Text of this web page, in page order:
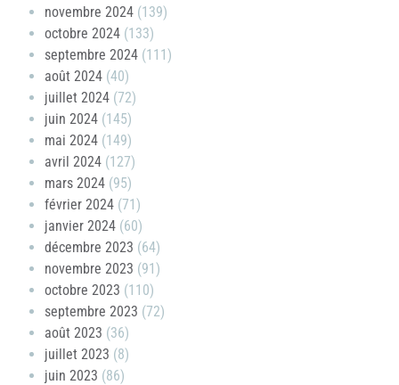
novembre 2024 (139)
octobre 2024 (133)
septembre 2024 (111)
août 2024 (40)
juillet 2024 (72)
juin 2024 (145)
mai 2024 (149)
avril 2024 (127)
mars 2024 (95)
février 2024 (71)
janvier 2024 (60)
décembre 2023 (64)
novembre 2023 (91)
octobre 2023 (110)
septembre 2023 (72)
août 2023 (36)
juillet 2023 (8)
juin 2023 (86)